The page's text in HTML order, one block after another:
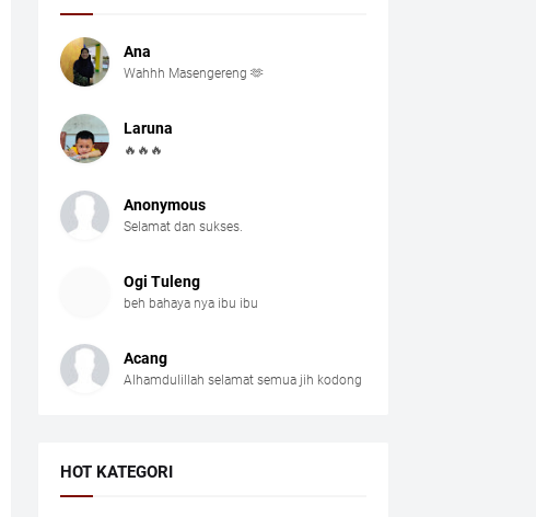
Ana
Wahhh Masengereng 🫶
Laruna
🔥🔥🔥
Anonymous
Selamat dan sukses.
Ogi Tuleng
beh bahaya nya ibu ibu
Acang
Alhamdulillah selamat semua jih kodong
HOT KATEGORI